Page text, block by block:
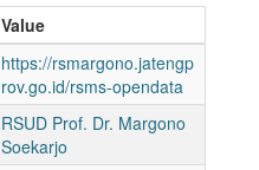
Value
https://rsmargono.jatengp
rov.go.id/rsms-opendata
RSUD Prof. Dr. Margono
Soekarjo